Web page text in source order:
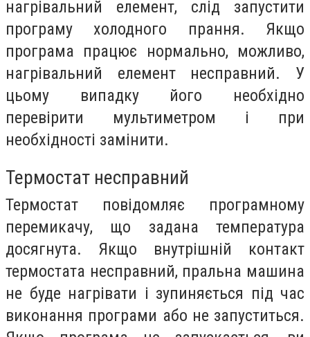
нагрівальний елемент, слід запустити
програму холодного прання. Якщо
програма працює нормально, можливо,
нагрівальний елемент несправний. У
цьому випадку його необхідно
перевірити мультиметром і при
необхідності замінити.
Термостат несправний
Термостат повідомляє програмному
перемикачу, що задана температура
досягнута. Якщо внутрішній контакт
термостата несправний, пральна машина
не буде нагрівати і зупиняється під час
виконання програми або не запуститься.